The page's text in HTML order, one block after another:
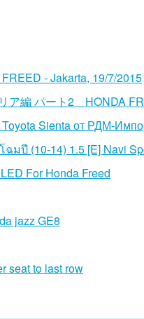
- Jakarta, 19/7/2015
ア編 パート2 HONDA
Sienta от РДМ-
มปี (10-14) 1.5 [E] Navi
For Honda Freed
jazz GE8
seat to last row